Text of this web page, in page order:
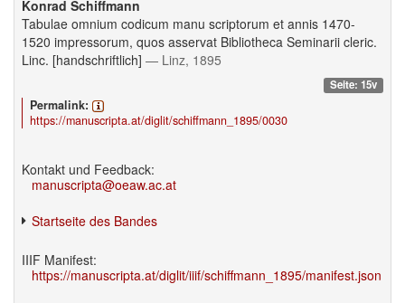
Konrad Schiffmann
Tabulae omnium codicum manu scriptorum et annis 1470-
1520 impressorum, quos asservat Bibliotheca Seminarii cleric.
Linc. [handschriftlich] — Linz, 1895
Seite: 15v
Permalink:
https://manuscripta.at/diglit/schiffmann_1895/0030
Kontakt und Feedback:
manuscripta@oeaw.ac.at
Startseite des Bandes
IIIF Manifest:
https://manuscripta.at/diglit/iiif/schiffmann_1895/manifest.json